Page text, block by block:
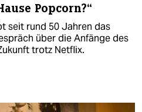
Popcorn?“
seit rund 50 Jahren das
über die Anfänge des
trotz Netflix.